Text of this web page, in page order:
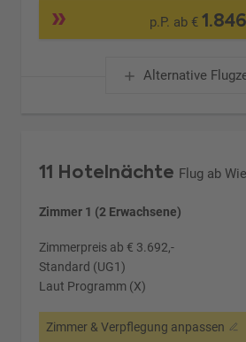
p.P. ab €
Alternative
11 Hotelnächte Flug ab
Zimmer 1 (2 Erwachsene)
Zimmerpreis ab € 3.692,-
Standard (UG1)
Laut Programm (X)
Zimmer & Verpflegung anpassen